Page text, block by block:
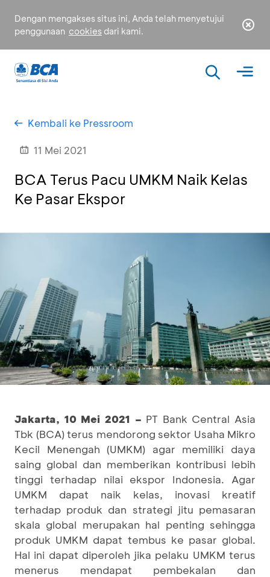
Dengan mengakses situs ini, Anda telah menyetujui
penggunaan cookies dari kami.
Kembali ke Pressroom
11 Mei 2021
BCA Terus Pacu UMKM Naik Kelas
Ke Pasar Ekspor
Jakarta, 10Mei 2021 – PT Bank Central Asia
Tbk (BCA) terus mendorong sektor Usaha Mikro
Kecil Menengah (UMKM) agar memiliki daya
saing global dan memberikan kontribusi lebih
tinggi terhadap nilai ekspor Indonesia. Agar
UMKM dapat naik kelas, inovasi kreatif
terhadap produk dan strategi jitu pemasaran
skala global merupakan hal penting sehingga
produk UMKM dapat tembus ke pasar global.
Hal ini dapat diperoleh jika pelaku UMKM terus
menerus mendapat pembekalan dan